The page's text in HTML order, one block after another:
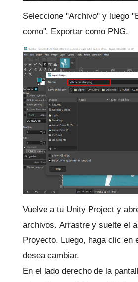
Seleccione "Archivo" y luego
como". Exportar como PNG.
Vuelve a tu Unity Project y
archivos. Arrastre y suelte el
Proyecto. Luego, haga clic en
desea cambiar.
En el lado derecho de la